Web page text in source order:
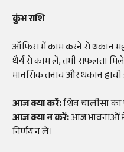
कुंभ राशि
ऑफिस में काम करने से थकान
धैर्य से काम लें, तभी सफलता
मानसिक तनाव और थकान हावी
आज क्या करें:शिव चालीसा का
आज क्या न करें:आज भावनाओं
निर्णय न लें।